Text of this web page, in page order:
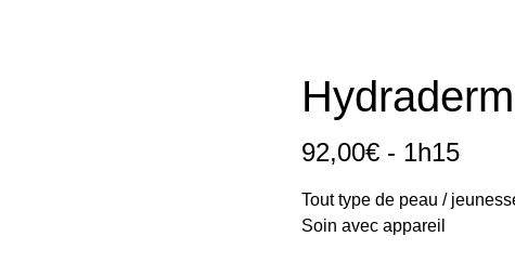
92,00€ - 1h15
Tout type de peau /
Soin avec appareil